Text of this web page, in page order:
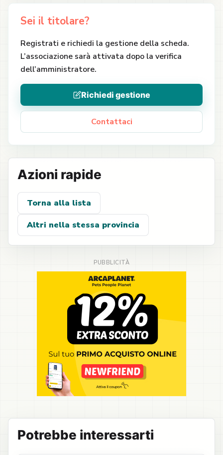
Sei il titolare?
Registrati e richiedi la gestione della scheda.
L’associazione sarà attivata dopo la verifica
dell’amministratore.
Richiedi gestione
Contattaci
Azioni rapide
Torna alla lista
Altri nella stessa provincia
Potrebbe interessarti